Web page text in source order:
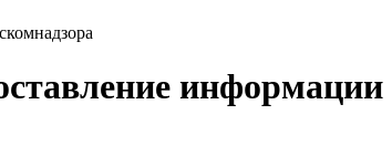
информации